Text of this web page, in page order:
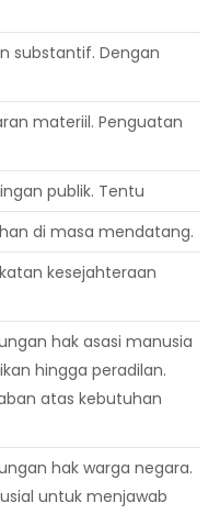
substantif. Dengan
materiil. Penguatan
publik. Tentu
di masa mendatang.
kesejahteraan
hak asasi manusia
hingga peradilan.
atas kebutuhan
hak warga negara.
untuk menjawab